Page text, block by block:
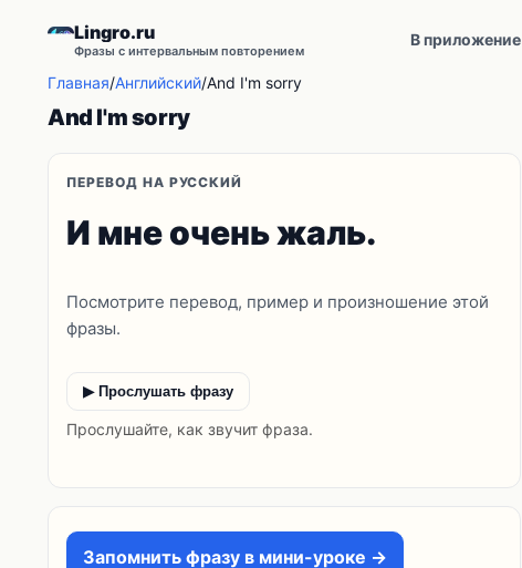
Lingro.ru
Фразы с интервальным повторением
В приложение
Главная/Английский/And I'm sorry
And I'm sorry
ПЕРЕВОД НА РУССКИЙ
И мне очень жаль.
Посмотрите перевод, пример и произношение этой
фразы.
▶ Прослушать фразу
Прослушайте, как звучит фраза.
Запомнить фразу в мини-уроке →